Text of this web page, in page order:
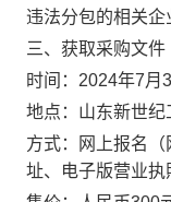
违法分包的相关企
三、 获取采购文件
时间： 2024年7月
地点：山东新世
方式：网上报名
址、电子版营业